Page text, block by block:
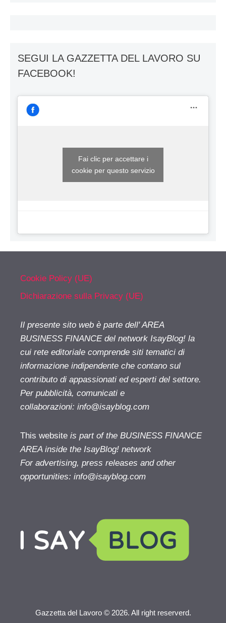
SEGUI LA GAZZETTA DEL LAVORO SU
FACEBOOK!
Fai clic per accettare i
cookie per questo servizio
Cookie Policy (UE)
Dichiarazione sulla Privacy (UE)
Il presente sito web è parte dell' AREA
BUSINESS FINANCE del network IsayBlog! la
cui rete editoriale comprende siti tematici di
informazione indipendente che contano sul
contributo di appassionati ed esperti del settore.
Per pubblicità, comunicati e
collaborazioni: info@isayblog.com
This website is part of the BUSINESS FINANCE
AREA inside the IsayBlog! network
For advertising, press releases and other
opportunities: info@isayblog.com
Gazzetta del Lavoro © 2026. All right reserverd.